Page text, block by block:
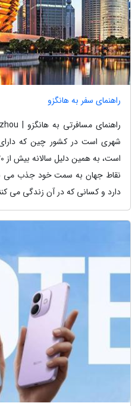
راهنمای سفر به هانگزو
شهری است در کشور چین که
نقاط جهان به سمت خود جذب می
دارد و کسانی که در آن زندگی می